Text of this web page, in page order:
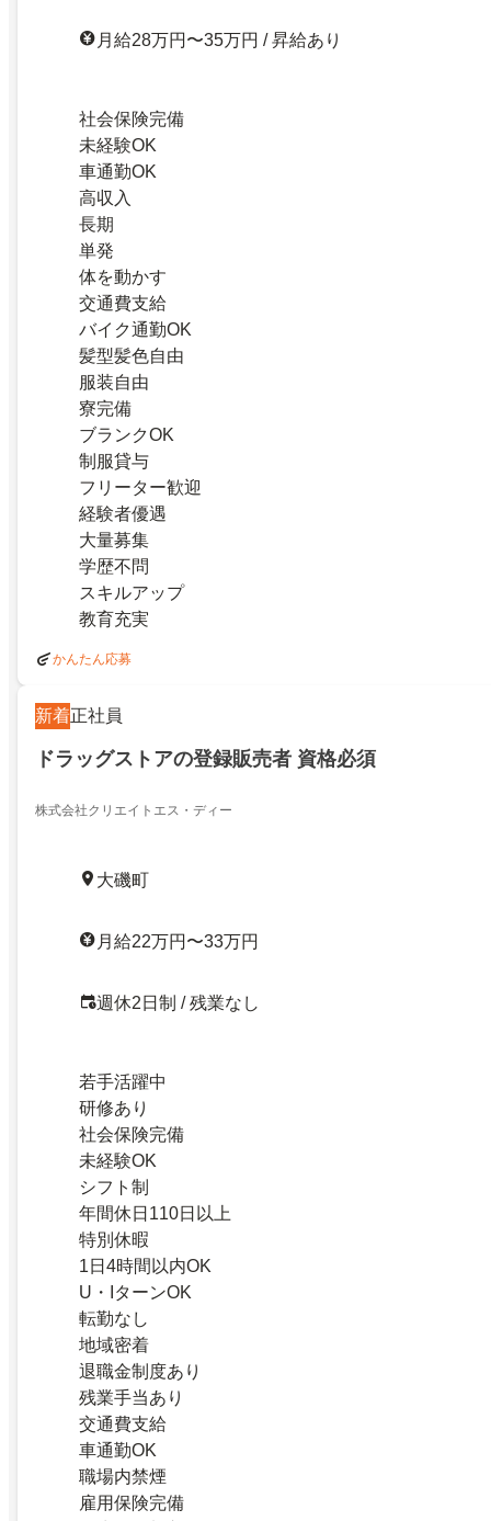
月給28万円〜35万円 / 昇給あり
社会保険完備
未経験OK
車通勤OK
高収入
長期
単発
体を動かす
交通費支給
バイク通勤OK
髪型髪色自由
服装自由
寮完備
ブランクOK
制服貸与
フリーター歓迎
経験者優遇
大量募集
学歴不問
スキルアップ
教育充実
かんたん応募
新着正社員
ドラッグストアの登録販売者 資格必須
株式会社クリエイトエス・ディー
大磯町
月給22万円〜33万円
週休2日制 / 残業なし
若手活躍中
研修あり
社会保険完備
未経験OK
シフト制
年間休日110日以上
特別休暇
1日4時間以内OK
U・IターンOK
転勤なし
地域密着
退職金制度あり
残業手当あり
交通費支給
車通勤OK
職場内禁煙
雇用保険完備